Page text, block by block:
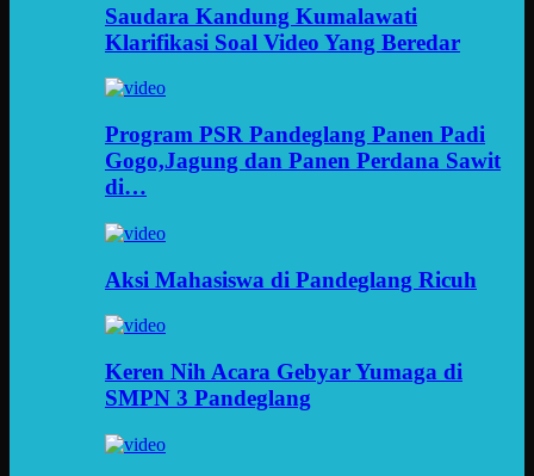
Saudara Kandung Kumalawati
Klarifikasi Soal Video Yang Beredar
Program PSR Pandeglang Panen Padi
Gogo,Jagung dan Panen Perdana Sawit
di…
Aksi Mahasiswa di Pandeglang Ricuh
Keren Nih Acara Gebyar Yumaga di
SMPN 3 Pandeglang